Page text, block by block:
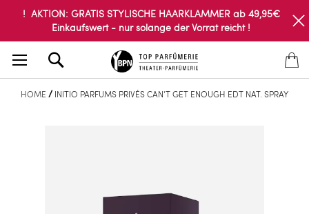
! AKTION: GRATIS STYLISCHE HAARKLAMMER ab 49,95€
Einkaufswert - nur solange der Vorrat reicht !
HOME INITIO PARFUMS PRIVÉS CAN'T GET ENOUGH EDT NAT. SPRAY